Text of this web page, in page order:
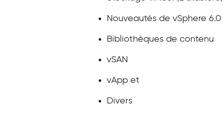
Nouveautés de vSphere 6.0
Bibliothèques de contenu
vSAN
vApp et
Divers